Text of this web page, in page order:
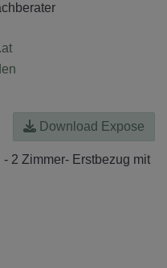
Download Expose